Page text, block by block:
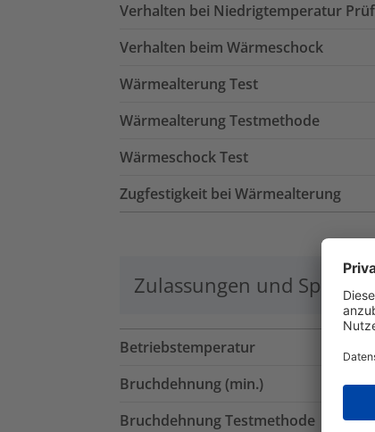
Verhalten bei Niedrigtemperatur
Verhalten beim Wärmeschock
Wärmealterung Test
Wärmealterung Testmethode
Wärmeschock Test
Zugfestigkeit bei Wärmealterung
Zulassungen und
Betriebstemperatur
Bruchdehnung (min.)
Bruchdehnung Testmethode